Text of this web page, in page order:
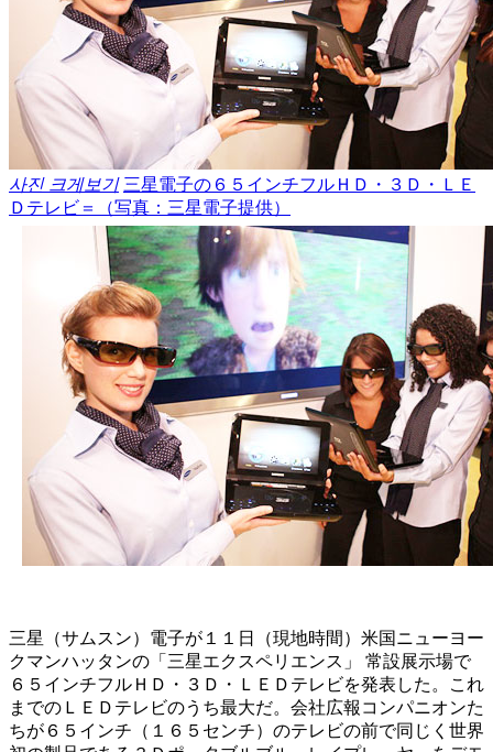
사진 크게보기 三星電子の６５インチフルＨＤ・３Ｄ・ＬＥ
Ｄテレビ＝（写真：三星電子提供）
三星（サムスン）電子が１１日（現地時間）米国ニューヨー
クマンハッタンの「三星エクスペリエンス」 常設展示場で
６５インチフルＨＤ・３Ｄ・ＬＥＤテレビを発表した。これ
までのＬＥＤテレビのうち最大だ。会社広報コンパニオンた
ちが６５インチ（１６５センチ）のテレビの前で同じく世界